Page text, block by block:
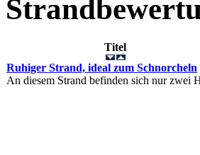
Titel
Ruhiger Strand, ideal zum Schnorcheln
An diesem Strand befinden sich nur zwei